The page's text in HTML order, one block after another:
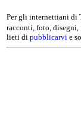
Per gli internettiani di
racconti, foto,
lieti di pubblicarvi e